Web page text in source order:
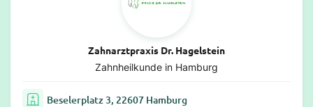
Zahnarztpraxis Dr. Hagelstein
Zahnheilkunde in Hamburg
Beselerplatz 3, 22607 Hamburg